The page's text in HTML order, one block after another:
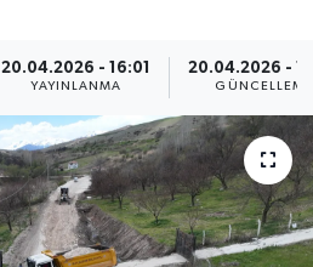
20.04.2026 - 16:01
YAYINLANMA
20.04.2026 -
GÜNCELLEME